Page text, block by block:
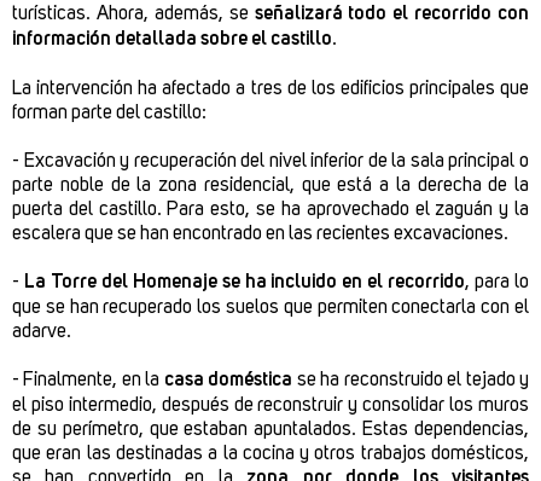
turísticas. Ahora, además, se señalizará todo el recorrido con
información detallada sobre el castillo.
La intervención ha afectado a tres de los edificios principales que
forman parte del castillo:
- Excavación y recuperación del nivel inferior de la sala principal o
parte noble de la zona residencial, que está a la derecha de la
puerta del castillo. Para esto, se ha aprovechado el zaguán y la
escalera que se han encontrado en las recientes excavaciones.
- La Torre del Homenaje se ha incluido en el recorrido, para lo
que se han recuperado los suelos que permiten conectarla con el
adarve.
- Finalmente, en la casa doméstica se ha reconstruido el tejado y
el piso intermedio, después de reconstruir y consolidar los muros
de su perímetro, que estaban apuntalados. Estas dependencias,
que eran las destinadas a la cocina y otros trabajos domésticos,
se han convertido en la